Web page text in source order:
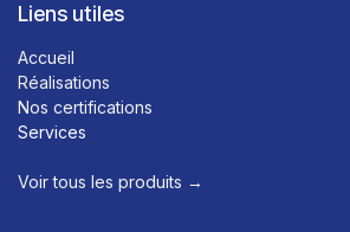
Liens utiles
Accueil
Réalisations
Nos certifications
Services
Voir tous les produits →​